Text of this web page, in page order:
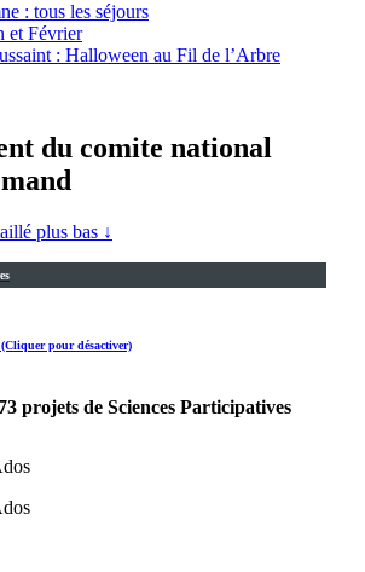
: tous les séjours
et Février
: Halloween au Fil de l’Arbre
du comite national
plus bas ↓
(Cliquer pour désactiver)
projets de Sciences Participatives